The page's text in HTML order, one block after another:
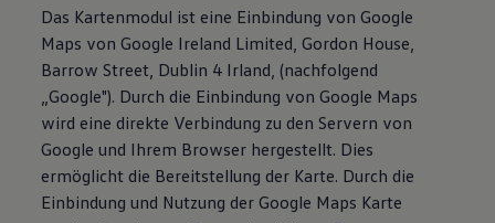
Das Kartenmodul ist eine Einbindung von Google
Maps von Google Ireland Limited, Gordon House,
Barrow Street, Dublin 4 Irland, (nachfolgend
„Google"). Durch die Einbindung von Google Maps
wird eine direkte Verbindung zu den Servern von
Google und Ihrem Browser hergestellt. Dies
ermöglicht die Bereitstellung der Karte. Durch die
Einbindung und Nutzung der Google Maps Karte